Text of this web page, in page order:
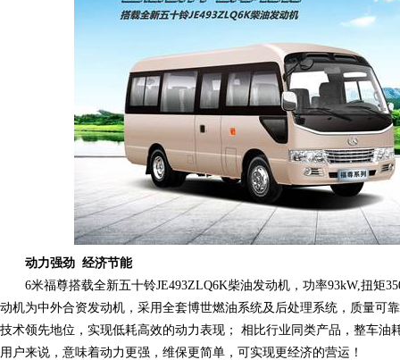
动力强劲 经济节能
6米福尊搭载全新五十铃JE493ZLQ6K柴油发动机，功率93kW,扭矩
动机为中外合资发动机，采用全套博世燃油系统及后处理系统，质量可
技术领先地位，实现低耗高效的动力表现； 相比行业同类产品，整车油
用户来说，意味着动力更强，维保更简单，可实现更经济的营运！